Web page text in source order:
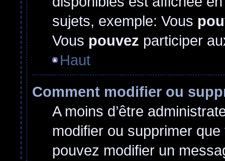
sujets, exemple: Vous
Vous pouvez participer
Haut
Comment modifier ou
A moins d’être
modifier ou supprimer
pouvez modifier un